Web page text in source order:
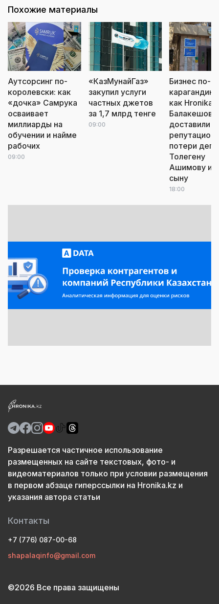
Похожие материалы
Аутсорсинг по-
королевски: как
«дочка» Самрука
осваивает
миллиарды на
обучении и найме
рабочих
09:00
«КазМунайГаз»
закупил услуги
частных джетов
за 1,7 млрд тенге
09:00
Бизнес по-
как
Балакешова
доставили
потери
Толегену
Ашимову и
сыну
18:00
Разрешается частичное использование
размещенных на сайте текстовых, фото- и
видеоматериалов только при условии размещения
в первом абзаце гиперссылки на Hronika.kz и
указания автора статьи
Контакты
+7 (776) 087-00-68
shapalaqinfo@gmail.com
©2026 Все права защищены